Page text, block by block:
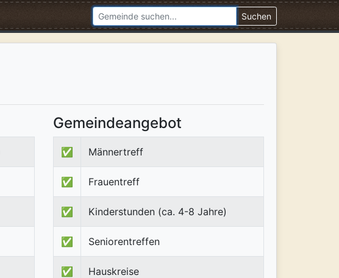
Suchen
Gemeindeangebot
✅ Männertreff
✅ Frauentreff
✅ Kinderstunden (ca. 4-8 Jahre)
✅ Seniorentreffen
✅ Hauskreise